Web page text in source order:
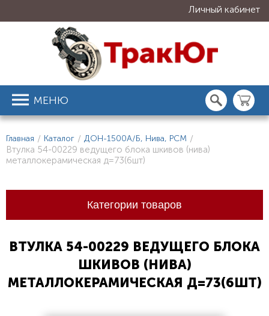
Личный кабинет
МЕНЮ
Главная / Каталог / ДОН-1500А/Б, Нива, РСМ /
Втулка 54-00229 ведущего блока шкивов (нива)
металлокерамическая д=73(6шт)
Категории товаров
ВТУЛКА 54-00229 ВЕДУЩЕГО БЛОКА
ШКИВОВ (НИВА)
МЕТАЛЛОКЕРАМИЧЕСКАЯ Д=73(6ШТ)